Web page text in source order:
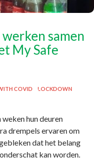
samen
My Safe
COVID
LOCKDOWN
hun deuren
drempels ervaren om
dat het belang
kan worden.